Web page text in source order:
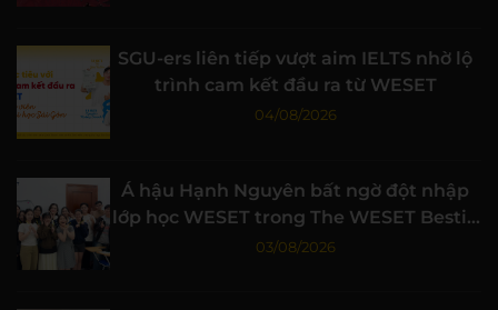
SGU-ers liên tiếp vượt aim IELTS nhờ lộ
trình cam kết đầu ra từ WESET
04/08/2026
Á hậu Hạnh Nguyên bất ngờ đột nhập
lớp học WESET trong The WESET Bestie
tập 3
03/08/2026